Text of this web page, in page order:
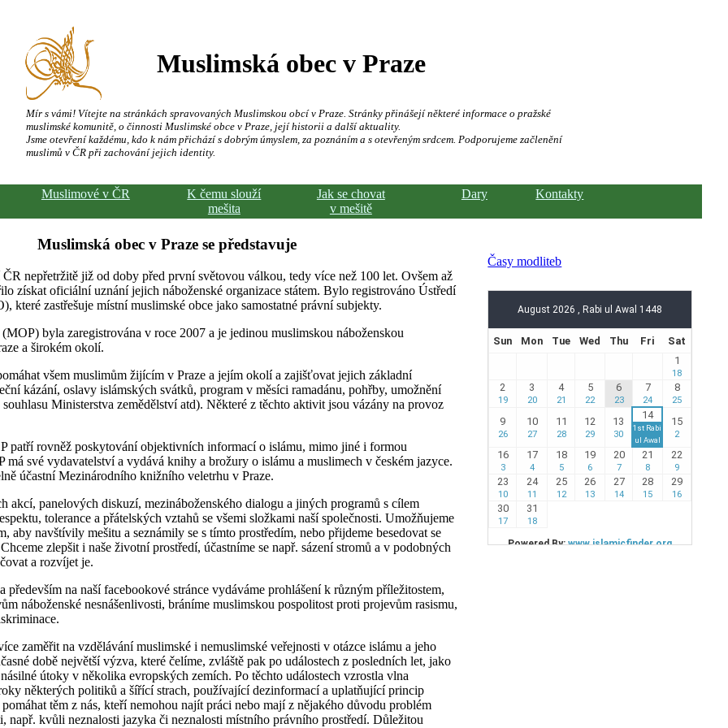
Muslimská obec v Praze
Mír s vámi! Vítejte na stránkách spravovaných Muslimskou obcí v Praze. Stránky přinášejí některé informace o pražské
muslimské komunitě, o činnosti Muslimské obce v Praze, její historii a další aktuality.
Jsme otevření každému, kdo k nám přichází s dobrým úmyslem, za poznáním a s otevřeným srdcem. Podporujeme začlenění
muslimů v ČR při zachování jejich identity.
Muslimové v ČR
K čemu slouží
mešita
Jak se chovat
v mešitě
Dary Kontakty
Muslimská obec v Praze se představuje
nepřetržitě již od doby před první světovou válkou, tedy více než 100 let. Ovšem až
získat oficiální uznání jejich náboženské organizace státem. Bylo registrováno Ústředí
které zastřešuje místní muslimské obce jako samostatné právní subjekty.
byla zaregistrována v roce 2007 a je jedinou muslimskou náboženskou
a širokém okolí.
všem muslimům žijícím v Praze a jejím okolí a zajišťovat jejich základní
kázání, oslavy islámských svátků, program v měsíci ramadánu, pohřby, umožnění
Ministerstva zemědělství atd). Některé z těchto aktivit jsou vázány na provoz
patří rovněž poskytování objektivních informací o islámu, mimo jiné i formou
své vydavatelství a vydává knihy a brožury o islámu a muslimech v českém jazyce.
účastní Mezinárodního knižního veletrhu v Praze.
akcí, panelových diskuzí, mezináboženského dialogu a jiných programů s cílem
tolerance a přátelských vztahů se všemi složkami naší společnosti. Umožňujeme
aby navštívily mešitu a seznámily se s tímto prostředím, nebo přijdeme besedovat se
zlepšit i naše životní prostředí, účastníme se např. sázení stromů a v podobných
a rozvíjet je.
především na naší facebookové stránce vydáváme prohlášení k různým příležitostem,
náboženské nesnášenlivosti, bráníme muslimskou pospolitost proti projevům rasismu,
zaměřit na vzdělávání muslimské i nemuslimské veřejnosti v otázce islámu a jeho
době největší výzva, které čelíme, zvláště pak po událostech z posledních let, jako
útoky v několika evropských zemích. Po těchto událostech vzrostla vlna
některých politiků a šířící strach, používající dezinformací a uplatňující princip
těm z nás, kteří nemohou najít práci nebo mají z nějakého důvodu problém
např. kvůli neznalosti jazyka či neznalosti místního právního prostředí. Důležitou
Časy modliteb